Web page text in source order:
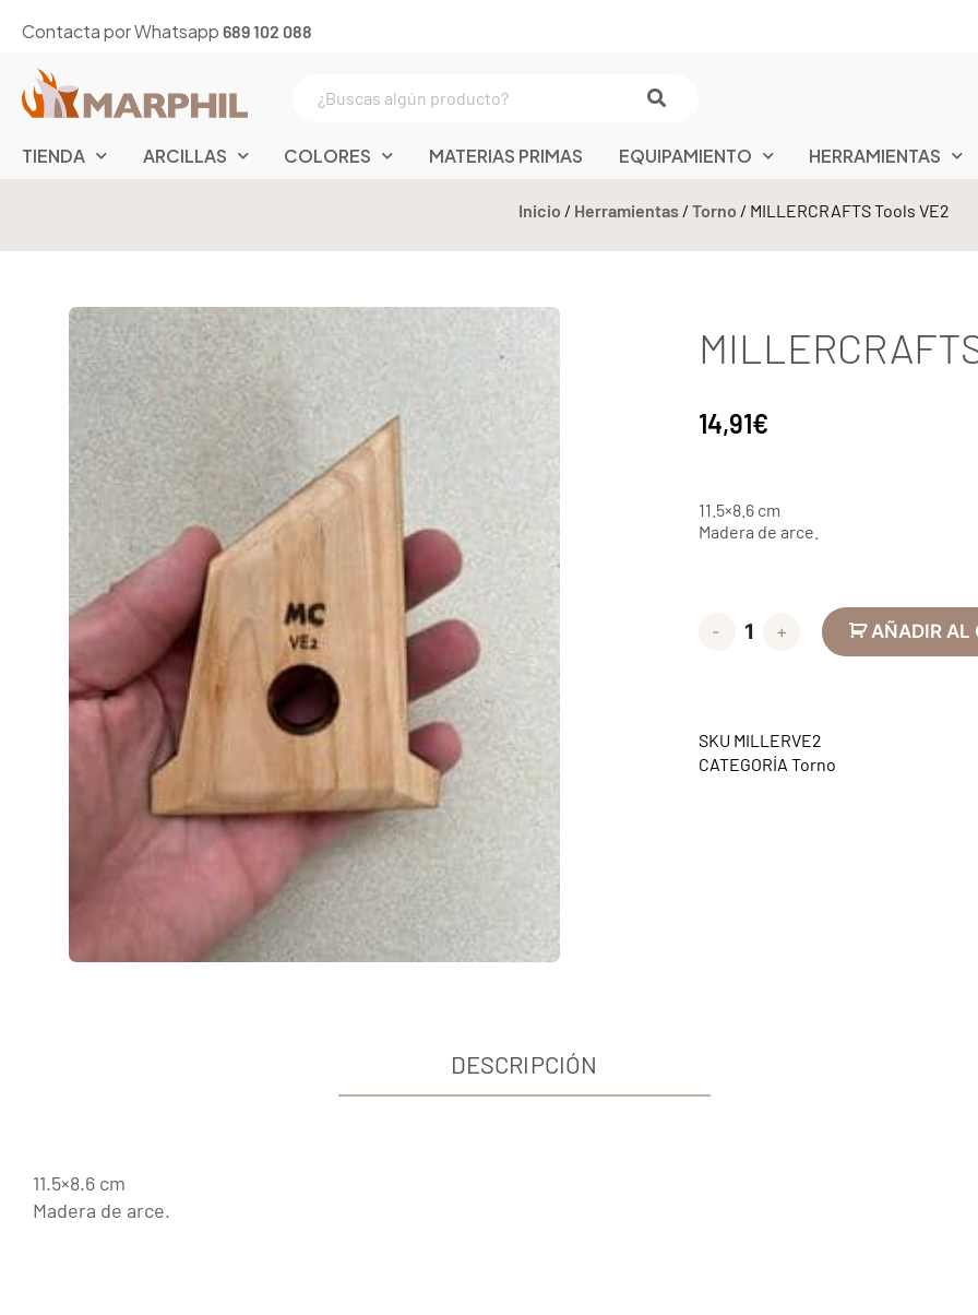
Contacta por Whatsapp 689 102 088
TIENDA ARCILLAS COLORES MATERIAS PRIMAS EQUIPAMIENTO HERRAMIENTAS
Inicio / Herramientas/ Torno / MILLERCRAFTS Tools VE2
14,91€
11.5×8.6 cm
Madera de arce.
- + AÑADIR AL
SKU MILLERVE2
CATEGORÍA Torno
DESCRIPCIÓN
11.5×8.6 cm
Madera de arce.